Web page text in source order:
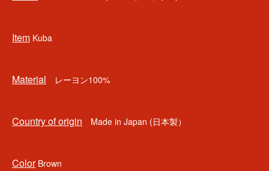
Item Kuba
Material レーヨン100%
Country of origin Made in Japan (日本製）
ColorBrown